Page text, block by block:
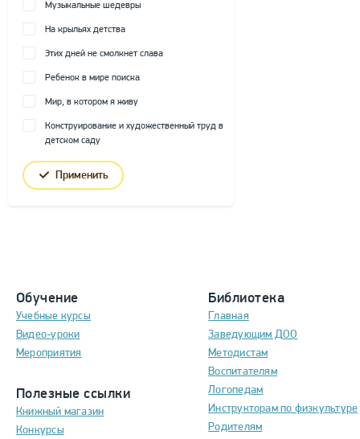
Музыкальные шедевры
На крыльях детства
Этих дней не смолкнет слава
Ребенок в мире поиска
Мир, в котором я живу
Конструирование и художественный труд в
детском саду
Применить
Обучение
Учебные курсы
Видео-уроки
Мероприятия
Полезные ссылки
Книжный магазин
Конкурсы
Библиотека
Главная
Заведующим ДОО
Методистам
Воспитателям
Логопедам
Инструкторам по физкультуре
Родителям